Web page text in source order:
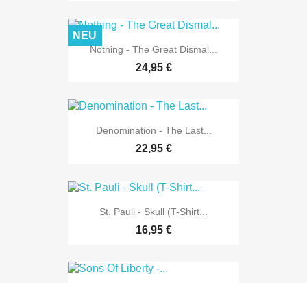
Nothing - The Great Dismal...
24,95 €
NEU
Denomination - The Last...
22,95 €
St. Pauli - Skull (T-Shirt...
16,95 €